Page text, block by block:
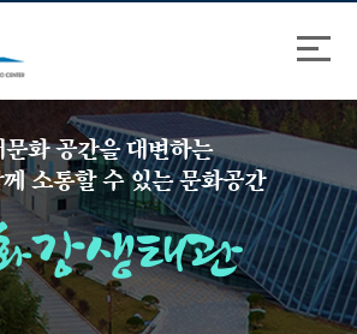
문화 공간을 대변하는
소통할 수 있는 문화공간
강생태관